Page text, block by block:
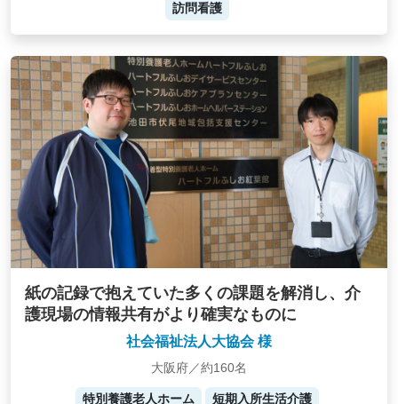
訪問看護
紙の記録で抱えていた多くの課題を解消し、介
護現場の情報共有がより確実なものに
社会福祉法人大協会 様
大阪府／約160名
特別養護老人ホーム 短期入所生活介護